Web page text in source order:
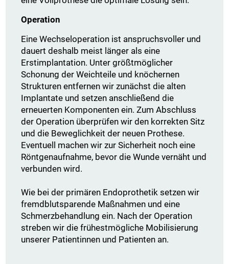
Operation
Eine Wechseloperation ist anspruchsvoller und
dauert deshalb meist länger als eine
Erstimplantation. Unter größtmöglicher
Schonung der Weichteile und knöchernen
Strukturen entfernen wir zunächst die alten
Implantate und setzen anschließend die
erneuerten Komponenten ein. Zum Abschluss
der Operation überprüfen wir den korrekten Sitz
und die Beweglichkeit der neuen Prothese.
Eventuell machen wir zur Sicherheit noch eine
Röntgenaufnahme, bevor die Wunde vernäht und
verbunden wird.
Wie bei der primären Endoprothetik setzen wir
fremdblutsparende Maßnahmen und eine
Schmerzbehandlung ein. Nach der Operation
streben wir die frühestmögliche Mobilisierung
unserer Patientinnen und Patienten an.